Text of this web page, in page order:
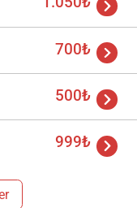
700₺
500₺
999₺